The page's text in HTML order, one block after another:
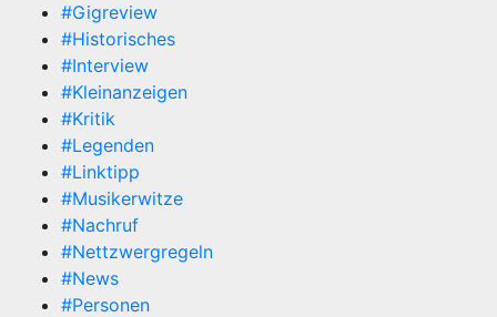
#Gigreview
#Historisches
#Interview
#Kleinanzeigen
#Kritik
#Legenden
#Linktipp
#Musikerwitze
#Nachruf
#Nettzwergregeln
#News
#Personen